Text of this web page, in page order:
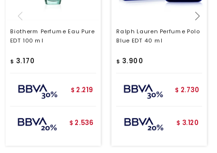
Biotherm Perfume Eau Pure
EDT 100 ml
$ 3.170
$ 2.219
$ 2.536
Ralph Lauren Perfume Polo
Blue EDT 40 ml
$ 3.900
$ 2.730
$ 3.120